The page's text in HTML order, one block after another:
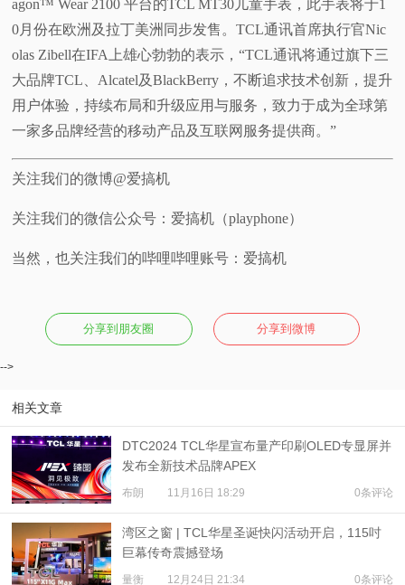
agon™ Wear 2100 平台的TCL MT30儿童手表，此手表将于1
0月份在欧洲及拉丁美洲同步发售。TCL通讯首席执行官Nic
olas Zibell在IFA上雄心勃勃的表示，“TCL通讯将通过旗下三
大品牌TCL、Alcatel及BlackBerry，不断追求技术创新，提升
用户体验，持续布局和升级应用与服务，致力于成为全球第
一家多品牌经营的移动产品及互联网服务提供商。”
关注我们的微博@爱搞机
关注我们的微信公众号：爱搞机（playphone）
当然，也关注我们的哔哩哔哩账号：爱搞机
分享到朋友圈 分享到微博
-->
相关文章
DTC2024 TCL华星宣布量产印刷OLED专显屏并
发布全新技术品牌APEX
布朗 11月16日 18:29 0条评论
湾区之窗 | TCL华星圣诞快闪活动开启，115吋
巨幕传奇震撼登场
量衡 12月24日 21:34 0条评论